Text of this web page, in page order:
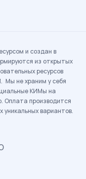
и создан в
из открытых
ресурсов
Мы не храним у себя
КИМы на
Оплата производится
уникальных вариантов.